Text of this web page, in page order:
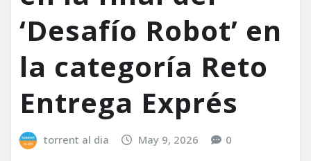
‘Desafío Robot’ en
la categoría Reto
Entrega Exprés
torrent al dia May 9, 2026 0